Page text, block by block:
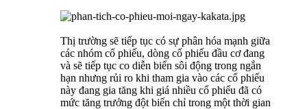
Thị trường sẽ tiếp tục có sự phân hóa mạnh giữa
các nhóm cổ phiếu, dòng cổ phiếu đầu cơ đang
và sẽ tiếp tục co diễn biến sôi động trong ngắn
hạn nhưng rủi ro khi tham gia vào các cổ phiếu
này đang gia tăng khi giá nhiều cổ phiếu đã có
mức tăng trưởng đột biến chỉ trong một thời gian